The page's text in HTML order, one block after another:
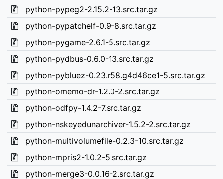
python-pypeg2-2.15.2-13.src.tar.gz
python-pypatchelf-0.9-8.src.tar.gz
python-pygame-2.6.1-5.src.tar.gz
python-pydbus-0.6.0-13.src.tar.gz
python-pybluez-0.23.r58.g4d46ce1-5.src.tar.gz
python-omemo-dr-1.2.0-2.src.tar.gz
python-odfpy-1.4.2-7.src.tar.gz
python-nskeyedunarchiver-1.5.2-2.src.tar.gz
python-multivolumefile-0.2.3-10.src.tar.gz
python-mpris2-1.0.2-5.src.tar.gz
python-merge3-0.0.16-2.src.tar.gz